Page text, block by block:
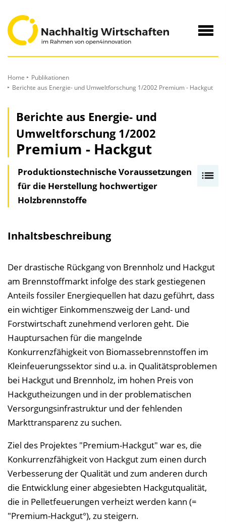
Inhalt
Home
Publikationen
Berichte aus Energie- und Umweltforschung 1/2002 Premium - Hackgut
Berichte aus Energie- und
Umweltforschung 1/2002
Premium - Hackgut
v
e
r
c
h
n
l
Produktionstechnische Voraussetzungen
für die Herstellung hochwertiger
Holzbrennstoffe
Inhaltsbeschreibung
Der drastische Rückgang von Brennholz und Hackgut
am Brennstoffmarkt infolge des stark gestiegenen
Anteils fossiler Energiequellen hat dazu geführt, dass
ein wichtiger Einkommenszweig der Land- und
Forstwirtschaft zunehmend verloren geht. Die
Hauptursachen für die mangelnde
Konkurrenzfähigkeit von Biomassebrennstoffen im
Kleinfeuerungssektor sind u.a. in Qualitätsproblemen
bei Hackgut und Brennholz, im hohen Preis von
Hackgutheizungen und in der problematischen
Versorgungsinfrastruktur und der fehlenden
Markttransparenz zu suchen.
Ziel des Projektes "Premium-Hackgut" war es, die
Konkurrenzfähigkeit von Hackgut zum einen durch
Verbesserung der Qualität und zum anderen durch
die Entwicklung einer abgesiebten Hackgutqualität,
die in Pelletfeuerungen verheizt werden kann (=
"Premium-Hackgut°), zu steigern.